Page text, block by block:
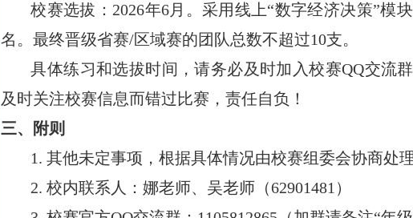
校赛选拔： 2026年6月。采用线上“数字经济决策”模
名。最终晋级省赛/区域赛的团队总数不超过10支。
具体练习和选拔时间，请务必及时加入校赛QQ交流
及时关注校赛信息而错过比赛，责任自负！
三、附则
1.其他未定事项，根据具体情况由校赛组委会协商处
2.校内联系人：娜老师、吴老师（62901481 ）